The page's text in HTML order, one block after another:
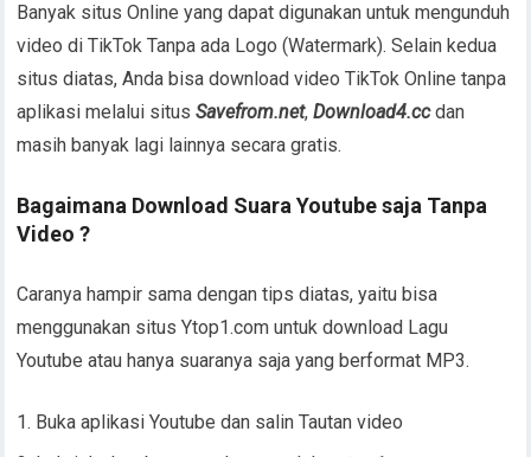
Banyak situs Online yang dapat digunakan untuk mengunduh
video di TikTok Tanpa ada Logo (Watermark). Selain kedua
situs diatas, Anda bisa download video TikTok Online tanpa
aplikasi melalui situsSavefrom.net,Download4.ccdan
masih banyak lagi lainnya secara gratis.
Bagaimana Download Suara Youtube saja Tanpa
Video ?
Caranya hampir sama dengan tips diatas, yaitu bisa
menggunakan situs Ytop1.com untuk download Lagu
Youtube atau hanya suaranya saja yang berformat MP3.
Buka aplikasi Youtube dan salin Tautan video